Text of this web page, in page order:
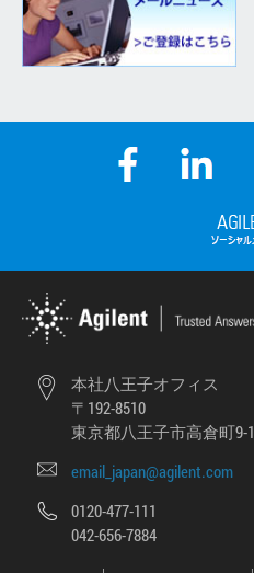
本社八王子オフィス
〒192-8510
東京都八王子市高倉町9-1
email_japan@agilent.com
0120-477-111
042-656-7884